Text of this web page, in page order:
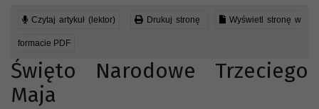
Czytaj artykuł (lektor) Drukuj stronę Wyświetl stronę w
formacie PDF
Święto Narodowe Trzeciego
Maja